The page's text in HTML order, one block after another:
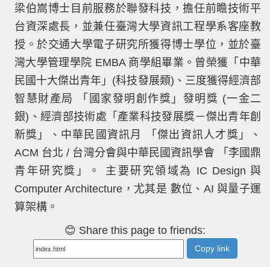
梁伯嵩博士目前服務於聯發科技，擔任前瞻技術平
台資深處長，並兼任臺灣大學資訊工程學系客座教
授。於交通大學電子研究所獲得博士學位，並於臺
灣大學管理學院 EMBA 商學組畢業。曾榮獲「中華
民國十大傑出青年」(科技發展類)、三度獲得經濟部
智慧財產局 「國家發明創作獎」發明獎 (一金二
銀)、經濟部技術處「產業科技發展獎－傑出青年創
新獎」、中華民國資訊月 「傑出資訊人才獎」、
ACM 台北 / 台灣分會與中華民國資訊學會 「李國鼎
青年研究獎」。 主要研究領域為 IC Design 與
Computer Architecture，尤其是 數位、AI 與量子運
算架構。
😊 Share this page to friends:
Copy link